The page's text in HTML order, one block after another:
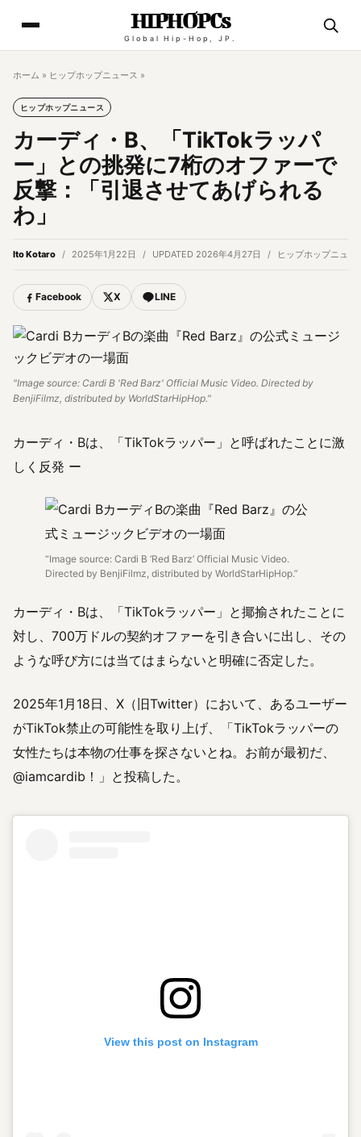
HIPHOPCs
Global Hip-Hop, JP.
ホーム » ヒップホップニュース »
ヒップホップニュース
カーディ・B、「TikTokラッパ
ー」との挑発に7桁のオファーで
反撃：「引退させてあげられる
わ」
Ito Kotaro 2025年1月22日 UPDATED 2026年4月27日 ヒップホップニュー
Facebook X LINE
"Image source: Cardi B 'Red Barz' Official Music Video. Directed by
BenjiFilmz, distributed by WorldStarHipHop."
カーディ・Bは、「TikTokラッパー」と呼ばれたことに激
しく反発 ー
“Image source: Cardi B ‘Red Barz’ Official Music Video.
Directed by BenjiFilmz, distributed by WorldStarHipHop.”
カーディ・Bは、「TikTokラッパー」と揶揄されたことに
対し、700万ドルの契約オファーを引き合いに出し、その
ような呼び方には当てはまらないと明確に否定した。
2025年1月18日、X（旧Twitter）において、あるユーザー
がTikTok禁止の可能性を取り上げ、「TikTokラッパーの
女性たちは本物の仕事を探さないとね。お前が最初だ、
@iamcardib！」と投稿した。
View this post on Instagram